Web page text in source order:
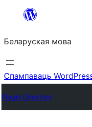
Перайсці
змесціва
Беларуская мова
Спампаваць
Plugin Directory